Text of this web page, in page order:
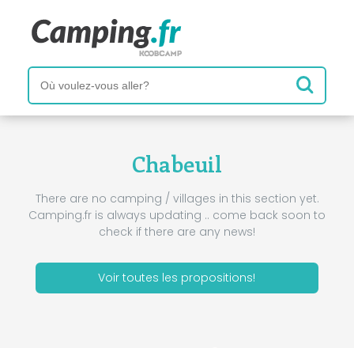
Chabeuil
There are no camping / villages in this section yet.
Camping.fr is always updating .. come back soon to
check if there are any news!
Voir toutes les propositions!